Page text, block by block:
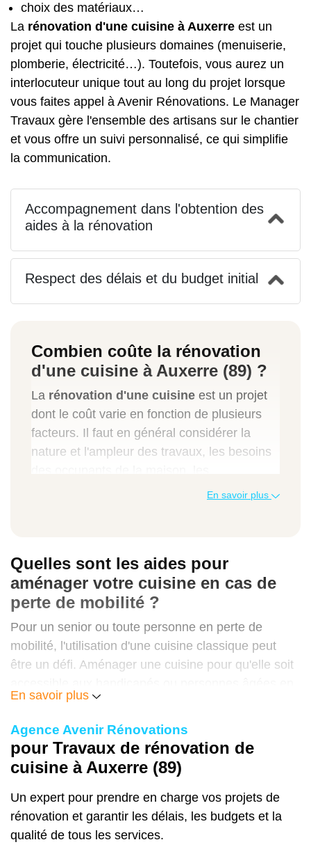
choix des matériaux…
La rénovation d'une cuisine à Auxerre est un
projet qui touche plusieurs domaines (menuiserie,
plomberie, électricité…). Toutefois, vous aurez un
interlocuteur unique tout au long du projet lorsque
vous faites appel à Avenir Rénovations. Le Manager
Travaux gère l'ensemble des artisans sur le chantier
et vous offre un suivi personnalisé, ce qui simplifie
la communication.
Accompagnement dans l'obtention des
aides à la rénovation
Respect des délais et du budget initial
Combien coûte la rénovation
d'une cuisine à Auxerre (89) ?
La rénovation d'une cuisine est un projet
dont le coût varie en fonction de plusieurs
facteurs. Il faut en général considérer la
nature et l'ampleur des travaux, les besoins
équipements et matériaux, les tarifs horaires
rénovation sera couteuse. Si vous avez une
grande pièce, le coût duchangement des
revêtements des sols et des murs sera
important. Il n'est alors pas toujours évident
de déterminer le prix total de la rénovation.
des tarifs :
Rénovation complète
En savoir plus
Quelles sont les aides pour
aménager votre cuisine en cas de
perte de mobilité ?
Pour un senior ou toute personne en perte de
mobilité, l'utilisation d'une cuisine classique peut
être un défi. Aménager une cuisine pour qu'elle soit
fauteuil roulant est donc un projet important qui peut
bénéficier de diverses aides financières. Voici
quelques aides dont vous pouvez bénéficier pour
l' aménagement d'une cuisine PMR
MaPrimeAdapt'de l'ANAH,
crédit d'impôt accessibilité,
prestation de compensation du handicap (PCH),
En savoir plus
Agence Avenir Rénovations
pour Travaux de rénovation de
cuisine à Auxerre (89)
Un expert pour prendre en charge vos projets de
rénovation et garantir les délais, les budgets et la
qualité de tous les services.